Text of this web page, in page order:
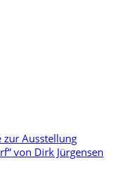
zur Ausstellung
von Dirk Jürgensen